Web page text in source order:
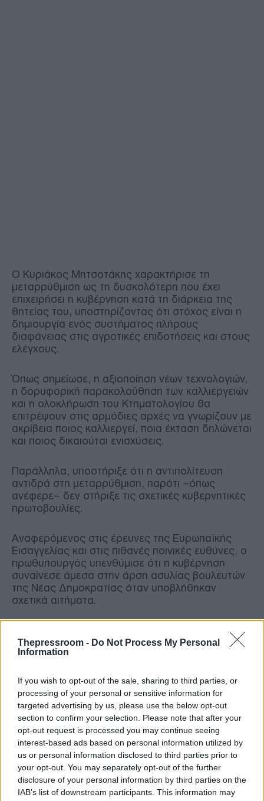
Thepressroom - Do Not Process My Personal
Information
If you wish to opt-out of the sale, sharing to third parties, or
processing of your personal or sensitive information for
targeted advertising by us, please use the below opt-out
section to confirm your selection. Please note that after your
opt-out request is processed you may continue seeing
interest-based ads based on personal information utilized by
us or personal information disclosed to third parties prior to
your opt-out. You may separately opt-out of the further
disclosure of your personal information by third parties on the
IAB’s list of downstream participants. This information may
Ο Κυριάκος Μητσοτάκης χαρακτήρισε τη
μεταρρύθμιση ως τη δυσκολότερη που έχει
επιχειρήσει η κυβέρνηση κατά τη διάρκεια της
θητείας του, υποστηρίζοντας ότι στόχος είναι η
δημιουργία ενός συστήματος πλήρους
διαφάνειας στις αγροτικές επιδοτήσεις και στους
ελέγχους.
Όπως σημείωσε, η αξιοποίηση νέων τεχνολογιών,
η δορυφορική παρακολούθηση των καλλιεργειών
και η ολοκλήρωση του Κτηματολογίου θα
επιτρέψουν στις αρμόδιες αρχές να γνωρίζουν με
ακρίβεια ποιος καλλιεργεί, ποια έκταση δηλώνεται
και ποιος δικαιούται ενισχύσεις.
Παράλληλα, υποστήριξε ότι η αντιπολίτευση
αντιδρά στη μεταρρύθμιση, παρότι –όπως
ανέφερε– δεν στήριξε τις σχετικές κυβερνητικές
πρωτοβουλίες.
Αναφερόμενος στις έρευνες της Ευρωπαϊκής
Εισαγγελίας και στις πιθανές ποινικές ευθύνες, ο
πρωθυπουργός υπενθύμισε ότι η κυβέρνηση
συναίνεσε άμεσα στην άρση ασυλίας βουλευτών
της Νέας Δημοκρατίας όταν υποβλήθηκαν
σχετικά αιτήματα.
«Ζητήθηκε η άρση ασυλίας 13 βουλευτών μας και
αμέσως είπα “ναι”», ανέφερε, επισημαίνοντας ότι
ορισμένες από τις υποθέσεις που εξετάστηκαν
Ο Κυριάκος Μητσοτάκης αναφέρθηκε επίσης σε
πόρισμα που συντάχθηκε στο πλαίσιο της
έρευνας της Ευρωπαϊκής Εισαγγελίας,
υποστηρίζοντας ότι τα οικονομικά μεγέθη της
υπόθεσης εμφανίζονται σημαντικά χαμηλότερα
σε σχέση με όσα είχαν αρχικά παρουσιαστεί.
Σύμφωνα με τον πρωθυπουργό, τα τελικά